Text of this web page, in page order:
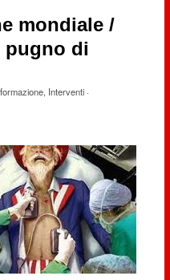
mondiale /
pugno di
, Interventi·